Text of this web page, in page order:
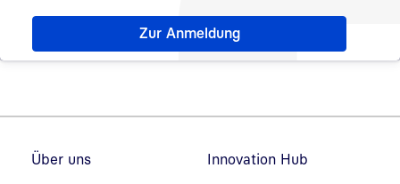
Hinweis: Dialog zur Newsletter-Anmeldung wurde
Zur Anmeldung
Über uns Innovation Hub